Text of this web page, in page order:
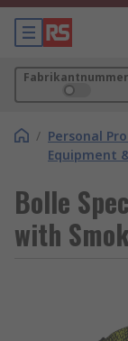
Fabrikantnummer
/ Personal
Equipment
Bolle
with